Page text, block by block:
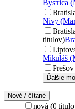
Bystrica
Nivy
titulov)
Mikuláš
Ďalšie
Nové / čítané
nová (0